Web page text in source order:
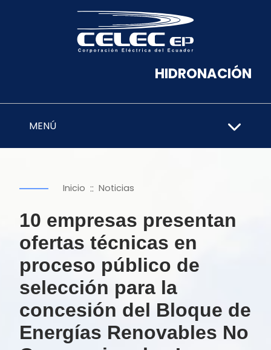
HIDRONACIÓN
MENÚ
Inicio :: Noticias
10 empresas presentan
ofertas técnicas en
proceso público de
selección para la
concesión del Bloque de
Energías Renovables No